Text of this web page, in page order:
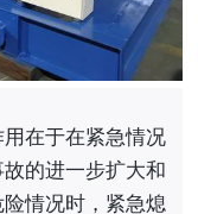
在于在紧急情况
的进一步扩大和
情况时，紧急熄